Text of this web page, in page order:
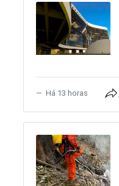
Há 13 horas